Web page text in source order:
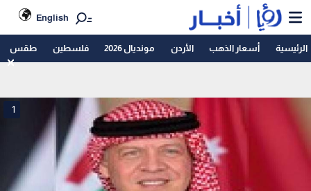
English
الرئيسية أسعار الذهب الأردن مونديال 2026 فلسطين طقس
1